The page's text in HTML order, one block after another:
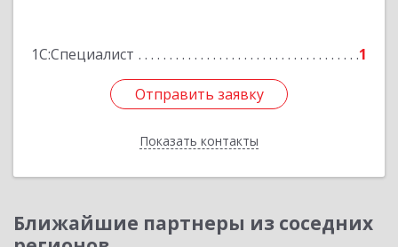
1С:Специалист 1
Отправить заявку
Показать контакты
Отправить заявку
Назад
Ближайшие партнеры из соседних